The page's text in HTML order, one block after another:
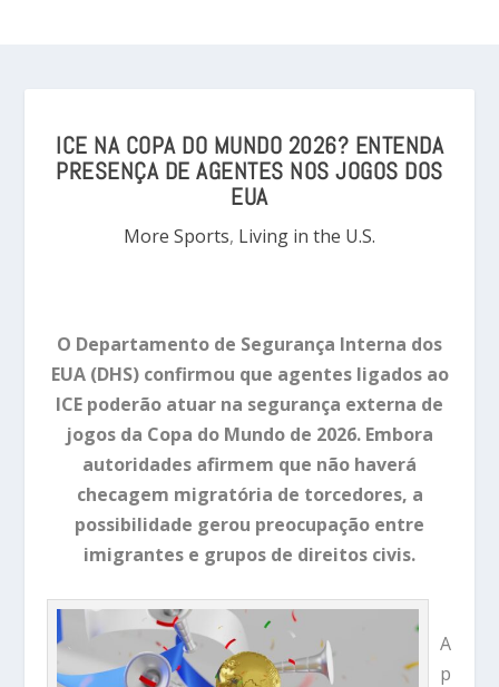
ICE NA COPA DO MUNDO 2026? ENTENDA
PRESENÇA DE AGENTES NOS JOGOS DOS
EUA
More Sports, Living in the U.S.
O Departamento de Segurança Interna dos
EUA (DHS) confirmou que agentes ligados ao
ICE poderão atuar na segurança externa de
jogos da Copa do Mundo de 2026. Embora
autoridades afirmem que não haverá
checagem migratória de torcedores, a
possibilidade gerou preocupação entre
imigrantes e grupos de direitos civis.
A
p